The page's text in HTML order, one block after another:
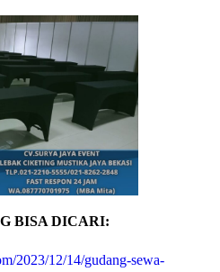
BISA DICARI:
2023/12/14/gudang-sewa-